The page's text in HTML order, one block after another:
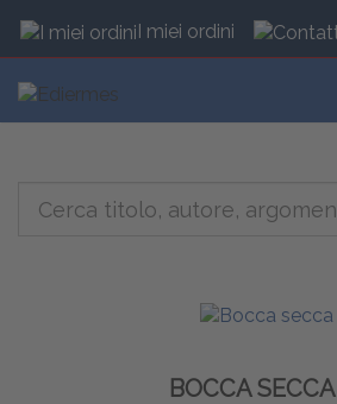
I miei ordini
BOCCA SECCA